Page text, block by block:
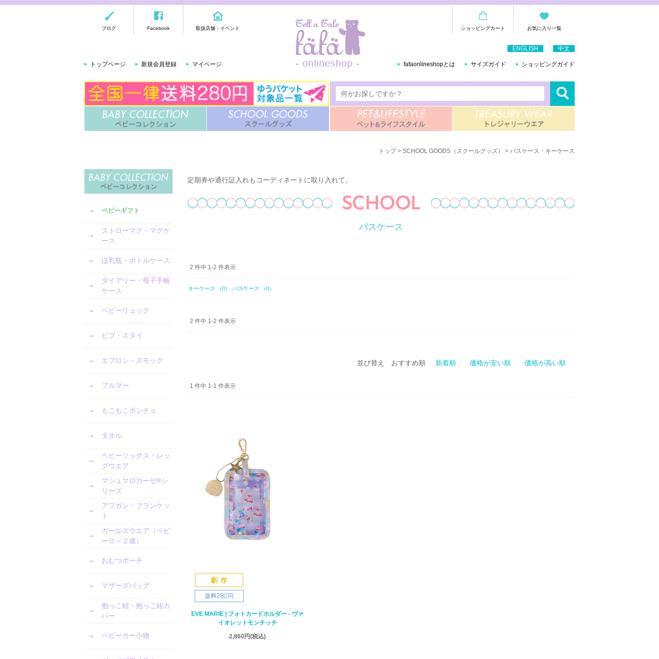
ブログ Facebook 取扱店舗・イベント ショッピングカート お気に入り一覧
ENGLISH 中文
トップページ 新規会員登録 マイページ fafaonlineshopとは サイズガイド ショッピングガイド
ベビーギフト
ストローマグ・マグケ
ース
ほ乳瓶・ボトルケース
ダイアリー・母子手帳
ケース
ベビーリュック
ビブ・スタイ
エプロン・スモック
ブルマー
もこもこポンチョ
タオル
ベビーソックス・レッ
グウエア
マシュマロガーゼ®︎シ
リーズ
アフガン・ブランケッ
ト
ガールズウエア（ベビ
ー０～２歳）
おむつポーチ
マザーズバッグ
抱っこ紐・抱っこ紐カ
バー
ベビーカー小物
トップ> SCHOOL GOODS（スクールグッズ） > パスケース・キーケース
定期券や通行証入れもコーディネートに取り入れて。
パスケース
2 件中 1-2 件表示
キーケース （0） パスケース （0）
2 件中 1-2 件表示
並び替え おすすめ順 新着順 価格が安い順 価格が高い順
1 件中 1-1 件表示
EVE MARIE | フォトカードホルダー - ヴァ
イオレットモンチッチ
2,860円(税込)